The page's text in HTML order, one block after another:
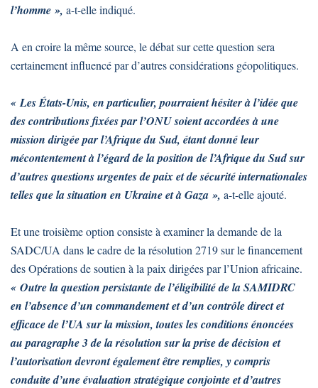
l’homme », a-t-elle indiqué.
A en croire la même source, le débat sur cette question sera
certainement influencé par d’autres considérations géopolitiques.
« Les États-Unis, en particulier, pourraient hésiter à l’idée que
des contributions fixées par l’ONU soient accordées à une
mission dirigée par l’Afrique du Sud, étant donné leur
mécontentement à l’égard de la position de l’Afrique du Sud sur
d’autres questions urgentes de paix et de sécurité internationales
telles que la situation en Ukraine et à Gaza », a-t-elle ajouté.
Et une troisième option consiste à examiner la demande de la
SADC/UA dans le cadre de la résolution 2719 sur le financement
des Opérations de soutien à la paix dirigées par l’Union africaine.
« Outre la question persistante de l’éligibilité de la SAMIDRC
en l’absence d’un commandement et d’un contrôle direct et
efficace de l’UA sur la mission, toutes les conditions énoncées
au paragraphe 3 de la résolution sur la prise de décision et
l’autorisation devront également être remplies, y compris
conduite d’une évaluation stratégique conjointe et d’autres